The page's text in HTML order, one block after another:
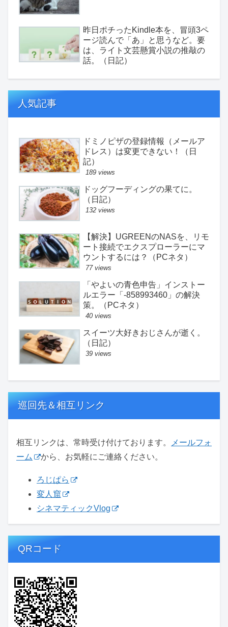
昨日ポチったKindle本を、冒頭3ペ
ージ読んで「あ」と思うなど。要
は、ライト文芸懸賞小説の推敲の
話。（日記）
人気記事
ドミノピザの登録情報（メールア
ドレス）は変更できない！（日
記）
189 views
ドッグフーディングの果てに。
（日記）
132 views
【解決】UGREENのNASを、リモ
ート接続でエクスプローラーにマ
ウントするには？（PCネタ）
77 views
「やよいの青色申告」インストー
ルエラー「-858993460」の解決
策。（PCネタ）
40 views
スイーツ大好きおじさんが逝く。
（日記）
39 views
巡回先＆相互リンク
相互リンクは、常時受け付けております。
メールフォ
ーム
から、お気軽にご連絡ください。
ろじぱら
変人窟
シネマティックVlog
QRコード